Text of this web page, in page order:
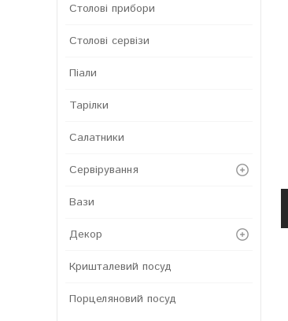
Столові прибори
Столові сервізи
Піали
Тарілки
Салатники
Сервірування
Вази
Декор
Кришталевий посуд
Порцеляновий посуд